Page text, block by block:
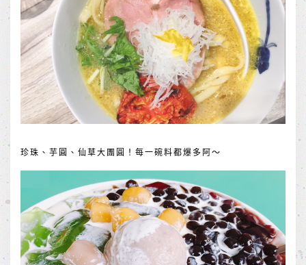
珍珠、芋圓、仙草大團圓！每一碗料都爆多阿～